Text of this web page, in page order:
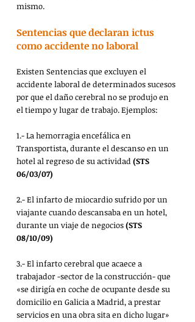
mismo.
Sentencias que declaran ictus
como accidente no laboral
Existen Sentencias que excluyen el
accidente laboral de determinados sucesos
por que el daño cerebral no se produjo en
el tiempo y lugar de trabajo. Ejemplos:
1.- La hemorragia encefálica en
Transportista, durante el descanso en un
hotel al regreso de su actividad (STS
06/03/07)
2.- El infarto de miocardio sufrido por un
viajante cuando descansaba en un hotel,
durante un viaje de negocios (STS
08/10/09)
3.- El infarto cerebral que acaece a
trabajador -sector de la construcción- que
«se dirigía en coche de ocupante desde su
domicilio en Galicia a Madrid, a prestar
servicios en una obra sita en dicho lugar»